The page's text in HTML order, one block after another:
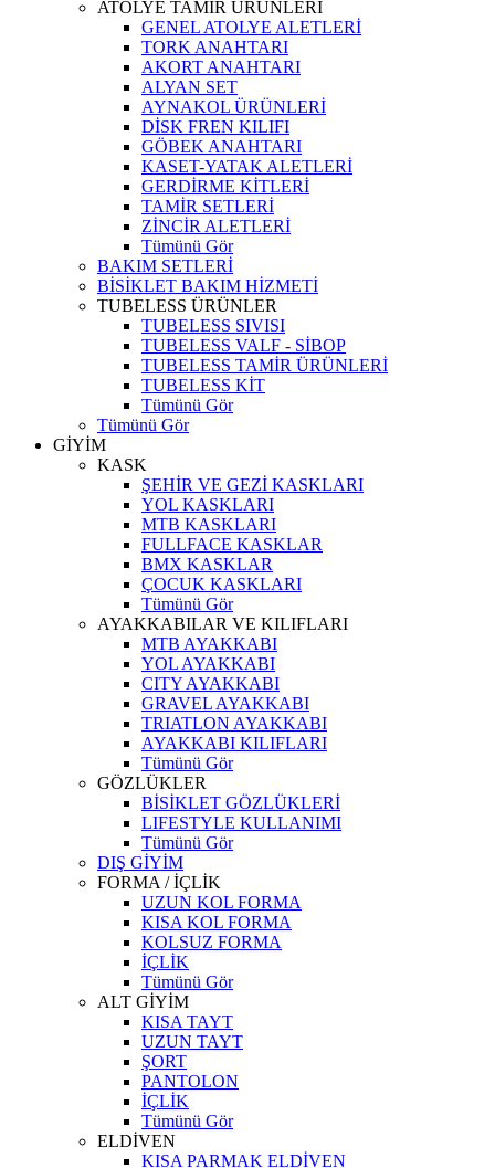
ATÖLYE TAMİR ÜRÜNLERİ
GENEL ATOLYE ALETLERİ
TORK ANAHTARI
AKORT ANAHTARI
ALYAN SET
AYNAKOL ÜRÜNLERİ
DİSK FREN KILIFI
GÖBEK ANAHTARI
KASET-YATAK ALETLERİ
GERDİRME KİTLERİ
TAMİR SETLERİ
ZİNCİR ALETLERİ
Tümünü Gör
BAKIM SETLERİ
BİSİKLET BAKIM HİZMETİ
TUBELESS ÜRÜNLER
TUBELESS SIVISI
TUBELESS VALF - SİBOP
TUBELESS TAMİR ÜRÜNLERİ
TUBELESS KİT
Tümünü Gör
Tümünü Gör
GİYİM
KASK
ŞEHİR VE GEZİ KASKLARI
YOL KASKLARI
MTB KASKLARI
FULLFACE KASKLAR
BMX KASKLAR
ÇOCUK KASKLARI
Tümünü Gör
AYAKKABILAR VE KILIFLARI
MTB AYAKKABI
YOL AYAKKABI
CITY AYAKKABI
GRAVEL AYAKKABI
TRIATLON AYAKKABI
AYAKKABI KILIFLARI
Tümünü Gör
GÖZLÜKLER
BİSİKLET GÖZLÜKLERİ
LIFESTYLE KULLANIMI
Tümünü Gör
DIŞ GİYİM
FORMA / İÇLİK
UZUN KOL FORMA
KISA KOL FORMA
KOLSUZ FORMA
İÇLİK
Tümünü Gör
ALT GİYİM
KISA TAYT
UZUN TAYT
ŞORT
PANTOLON
İÇLİK
Tümünü Gör
ELDİVEN
KISA PARMAK ELDİVEN